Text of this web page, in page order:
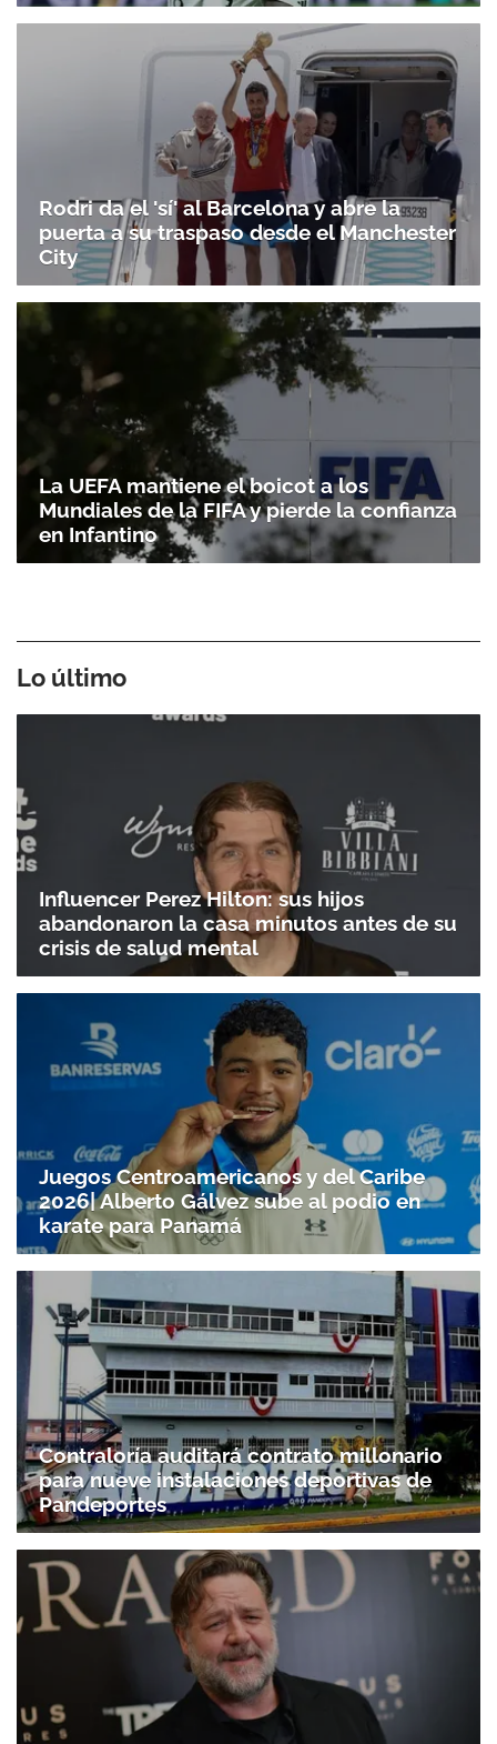
Rodri da el 'sí' al Barcelona y abre la
puerta a su traspaso desde el Manchester
City
La UEFA mantiene el boicot a los
Mundiales de la FIFA y pierde la confianza
en Infantino
Lo último
Influencer Perez Hilton: sus hijos
abandonaron la casa minutos antes de su
crisis de salud mental
Juegos Centroamericanos y del Caribe
2026| Alberto Gálvez sube al podio en
karate para Panamá
Contraloría auditará contrato millonario
para nueve instalaciones deportivas de
Pandeportes